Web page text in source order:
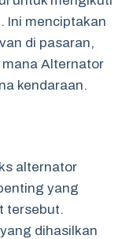
Ini menciptakan
di pasaran,
mana Alternator
kendaraan.
alternator
yang
tersebut.
dihasilkan